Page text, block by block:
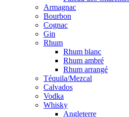
Armagnac
Bourbon
Cognac
Gin
Rhum
Rhum blanc
Rhum ambré
Rhum arrangé
Téquila/Mezcal
Calvados
Vodka
Whisky
Angleterre